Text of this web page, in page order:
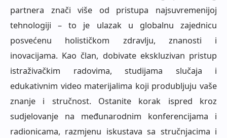
partnera znači više od pristupa najsuvremenijoj
tehnologiji – to je ulazak u globalnu zajednicu
posvećenu holističkom zdravlju, znanosti i
inovacijama. Kao član, dobivate ekskluzivan pristup
istraživačkim radovima, studijama slučaja i
edukativnim video materijalima koji produbljuju vaše
znanje i stručnost. Ostanite korak ispred kroz
sudjelovanje na međunarodnim konferencijama i
radionicama, razmjenu iskustava sa stručnjacima i